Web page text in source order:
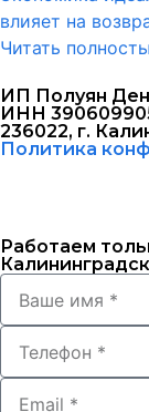
влияет на
Читать
ИП Полуян
ИНН
236022, г.
Политика
Работаем